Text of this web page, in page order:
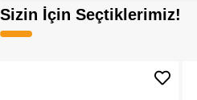
Sizin İçin Seçtiklerimiz!